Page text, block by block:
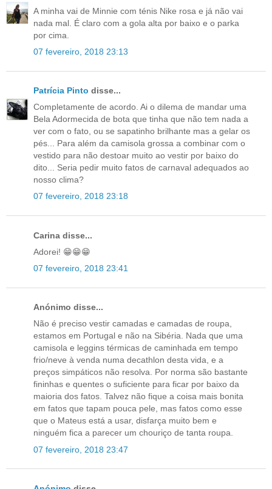
A minha vai de Minnie com ténis Nike rosa e já não vai
nada mal. É claro com a gola alta por baixo e o parka
por cima.
07 fevereiro, 2018 23:13
Patrícia Pinto disse...
Completamente de acordo. Ai o dilema de mandar uma
Bela Adormecida de bota que tinha que não tem nada a
ver com o fato, ou se sapatinho brilhante mas a gelar os
pés... Para além da camisola grossa a combinar com o
vestido para não destoar muito ao vestir por baixo do
dito... Seria pedir muito fatos de carnaval adequados ao
nosso clima?
07 fevereiro, 2018 23:18
Carina disse...
Adorei! 😁😁😁
07 fevereiro, 2018 23:41
Anónimo disse...
Não é preciso vestir camadas e camadas de roupa,
estamos em Portugal e não na Sibéria. Nada que uma
camisola e leggins térmicas de caminhada em tempo
frio/neve à venda numa decathlon desta vida, e a
preços simpáticos não resolva. Por norma são bastante
fininhas e quentes o suficiente para ficar por baixo da
maioria dos fatos. Talvez não fique a coisa mais bonita
em fatos que tapam pouca pele, mas fatos como esse
que o Mateus está a usar, disfarça muito bem e
ninguém fica a parecer um chouriço de tanta roupa.
07 fevereiro, 2018 23:47